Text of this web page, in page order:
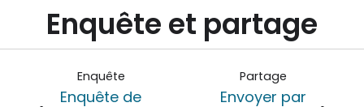
Enquête et partage
Enquête
Enquête de
Partage
Envoyer par